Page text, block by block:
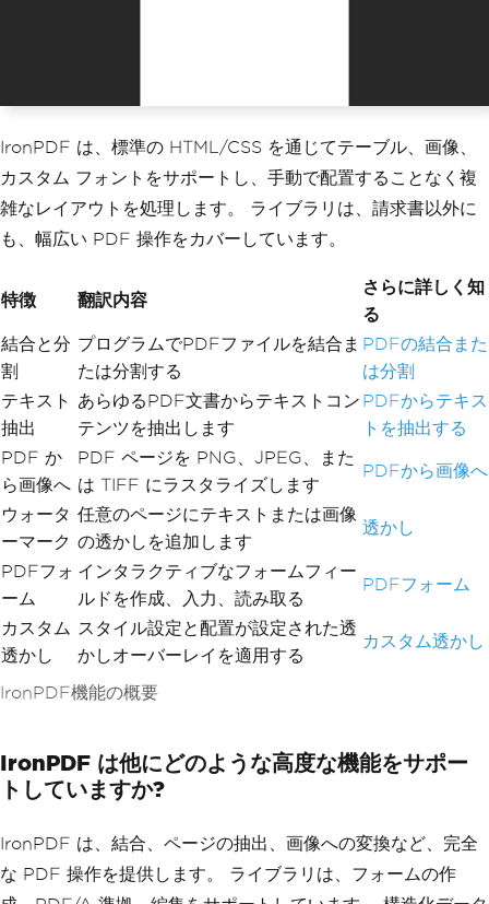
invoicePdf.AddTextFooters("Page {page}
mily .Arial , 9);
// Add security settings
invoicePdf.SecuritySettings .SetPasswor
invoicePdf.
AllowUserP
rinting
= true
opyPasteContent
= false ;
// Apply a digital signature
invoicePdf
SignWithSignature new
ture
("cert.pfx" , "password"
{
SigningContact
=
"legal@company.co
,
SigningLocation
= "New York, NY",
SigningReason
"Document Approva
});
invoicePdf .SaveAs("Invoice.pdf" );
IronPDF は、標準の HTML/CSS を通じてテーブル、画像、
カスタム フォントをサポートし、手動で配置することなく複
雑なレイアウトを処理します。 ライブラリは、請求書以外に
も、幅広い PDF 操作をカバーしています。
IronPDF機能の概要
特徴 翻訳内容
さらに詳しく知
る
結合と分
割
プログラムでPDFファイルを結合ま
たは分割する
PDFの結合また
は分割
テキスト
抽出
あらゆるPDF文書からテキストコン
テンツを抽出します
PDFからテキス
トを抽出する
PDF か
ら画像へ
PDF ページを PNG、JPEG、また
は TIFF にラスタライズします
PDFから画像へ
ウォータ
ーマーク
任意のページにテキストまたは画像
の透かしを追加します
透かし
PDFフォ
ーム
インタラクティブなフォームフィー
ルドを作成、入力、読み取る
PDFフォーム
カスタム
透かし
スタイル設定と配置が設定された透
かしオーバーレイを適用する
カスタム透かし
IronPDF は他にどのような高度な機能をサポー
トしていますか?
IronPDF は、結合、ページの抽出、画像への変換など、完全
な PDF 操作を提供します。 ライブラリは、フォームの作